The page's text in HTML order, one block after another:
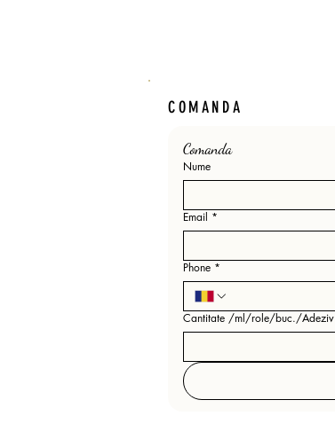
COMANDA
Comanda
Nume
Email *
Phone *
Cantitate /ml/role/buc./Adeziv